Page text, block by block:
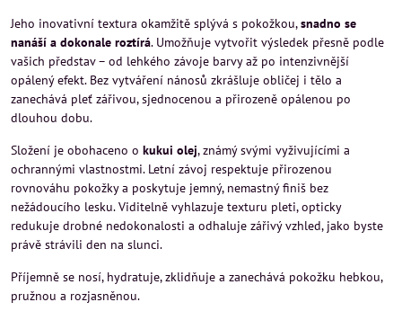
Jeho inovativní textura okamžitě splývá s pokožkou,snadno se
nanáší a dokonale roztírá. Umožňuje vytvořit výsledek přesně podle
vašich představ – od lehkého závoje barvy až po intenzivnější
opálený efekt. Bez vytváření nánosů zkrášluje obličej i tělo a
zanechává pleť zářivou, sjednocenou a přirozeně opálenou po
dlouhou dobu.
Složení je obohaceno o kukui olej, známý svými vyživujícími a
ochrannými vlastnostmi. Letní závoj respektuje přirozenou
rovnováhu pokožky a poskytuje jemný, nemastný finiš bez
nežádoucího lesku. Viditelně vyhlazuje texturu pleti, opticky
redukuje drobné nedokonalosti a odhaluje zářivý vzhled, jako byste
právě strávili den na slunci.
Příjemně se nosí, hydratuje, zklidňuje a zanechává pokožku hebkou,
pružnou a rozjasněnou.